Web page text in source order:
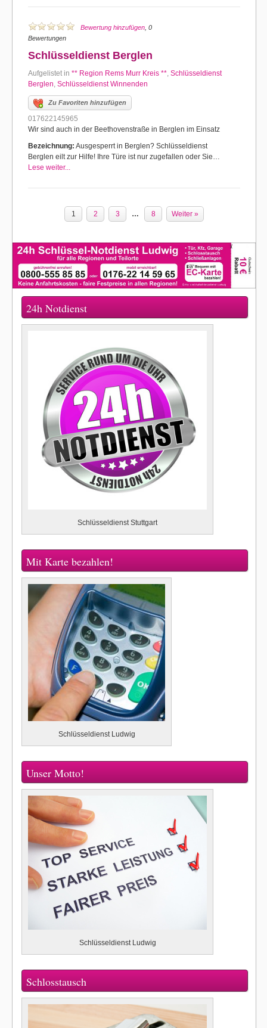
Bewertung hinzufügen , 0
Bewertungen
Schlüsseldienst Berglen
Aufgelistet in ** Region Rems Murr Kreis **, Schlüsseldienst
Berglen, Schlüsseldienst Winnenden
Zu Favoriten hinzufügen
017622145965
Wir sind auch in der Beethovenstraße in Berglen im Einsatz
Bezeichnung: Ausgesperrt in Berglen? Schlüsseldienst
Berglen eilt zur Hilfe! Ihre Türe ist nur zugefallen oder Sie…
Lese weiter...
1 2 3 … 8 Weiter »
24h Notdienst
Schlüsseldienst Stuttgart
Mit Karte bezahlen!
Schlüsseldienst Ludwig
Unser Motto!
Schlüsseldienst Ludwig
Schlosstausch